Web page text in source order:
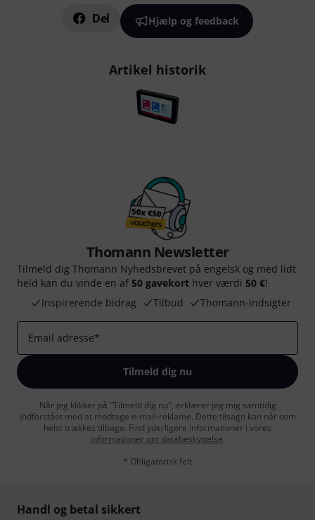
Del Hjælp og feedback
Artikel historik
Thomann Newsletter
Tilmeld dig Thomann Nyhedsbrevet på engelsk og med lidt
held kan du vinde en af 50 gavekort hver værdi 50 €!
Inspirerende bidrag
Tilbud Thomann-indsigter
Email adresse*
Tilmeld dig nu
Når jeg klikker på "Tilmeld dig nu", erklærer jeg mig samtidig
indforstået med at modtage e-mail-reklame. Dette tilsagn kan når som
helst trækkes tilbage. Find yderligere informationer i vores
informationer om databeskyttelse.
* Obligatorisk felt
Handl og betal sikkert